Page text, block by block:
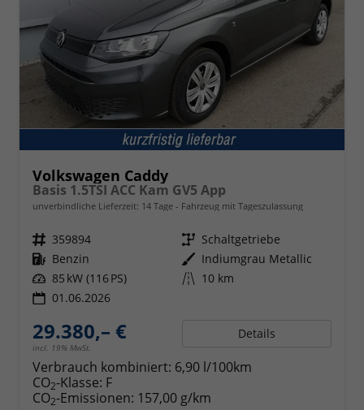
Volkswagen Caddy
Basis 1.5TSI ACC Kam GV5 App
unverbindliche Lieferzeit: 14 Tage Fahrzeug mit Tageszulassung
Fahrzeugnr. 359894 Getriebe Schaltgetriebe
Kraftstoff Benzin Außenfarbe Indiumgrau Metallic
Leistung 85 kW (116 PS) Kilometerstand 10 km
01.06.2026
29.380,– €
incl. 19% MwSt.
Details
Verbrauch kombiniert: 6,90 l/100km
CO2-Klasse: F
CO2-Emissionen: 157,00 g/km